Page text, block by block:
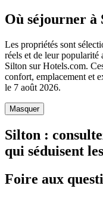
Où séjourner à
Les propriétés sont
réels et de leur popularité
Silton sur Hotels.com.
confort, emplacement et
le 7 août 2026.
Masquer
Silton :
qui séduisent
Foire aux